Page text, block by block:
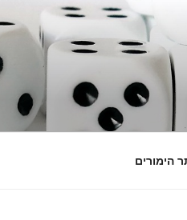
הימורים